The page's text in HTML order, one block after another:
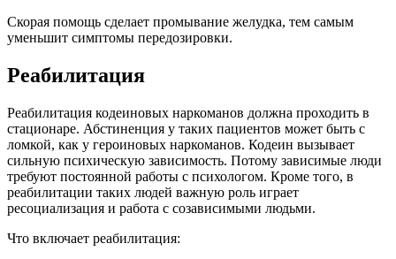
Скорая помощь сделает промывание желудка, тем самым
уменьшит симптомы передозировки.
Реабилитация
Реабилитация кодеиновых наркоманов должна проходить в
стационаре. Абстиненция у таких пациентов может быть с
ломкой, как у героиновых наркоманов. Кодеин вызывает
сильную психическую зависимость. Потому зависимые люди
требуют постоянной работы с психологом. Кроме того, в
реабилитации таких людей важную роль играет
ресоциализация и работа с созависимыми людьми.
Что включает реабилитация: